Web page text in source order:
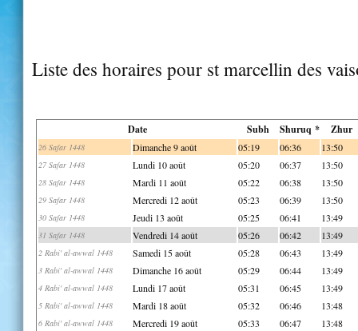
Liste des horaires pour st marcellin des
Date Subh Shuruq * Zhur
26 Safar 1448 Dimanche 9 août 05:19 06:36 13:50
27 Safar 1448 Lundi 10 août 05:20 06:37 13:50
28 Safar 1448 Mardi 11 août 05:22 06:38 13:50
29 Safar 1448 Mercredi 12 août 05:23 06:39 13:50
30 Safar 1448 Jeudi 13 août 05:25 06:41 13:49
31 Safar 1448 Vendredi 14 août 05:26 06:42 13:49
2 Rabi' al-awwal 1448 Samedi 15 août 05:28 06:43 13:49
3 Rabi' al-awwal 1448 Dimanche 16 août 05:29 06:44 13:49
4 Rabi' al-awwal 1448 Lundi 17 août 05:31 06:45 13:49
5 Rabi' al-awwal 1448 Mardi 18 août 05:32 06:46 13:48
6 Rabi' al-awwal 1448 Mercredi 19 août 05:33 06:47 13:48